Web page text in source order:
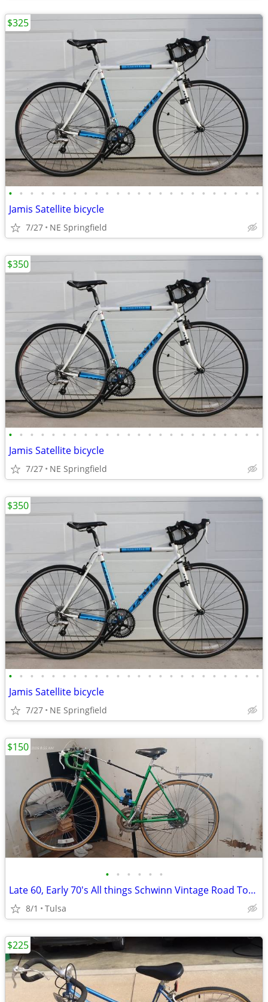
• • • • • • • • • • • • • • • • • • • • • • • •
Jamis Satellite bicycle
7/27 NE Springfield
$325
• • • • • • • • • • • • • • • • • • • • • • • •
Jamis Satellite bicycle
7/27 NE Springfield
$350
• • • • • • • • • • • • • • • • • • • • • • • •
Jamis Satellite bicycle
7/27 NE Springfield
$350
• • • • • •
Late 60, Early 70's All things Schwinn Vintage Road Tour Bicycle with Zeny Maint
8/1 Tulsa
$150
$225